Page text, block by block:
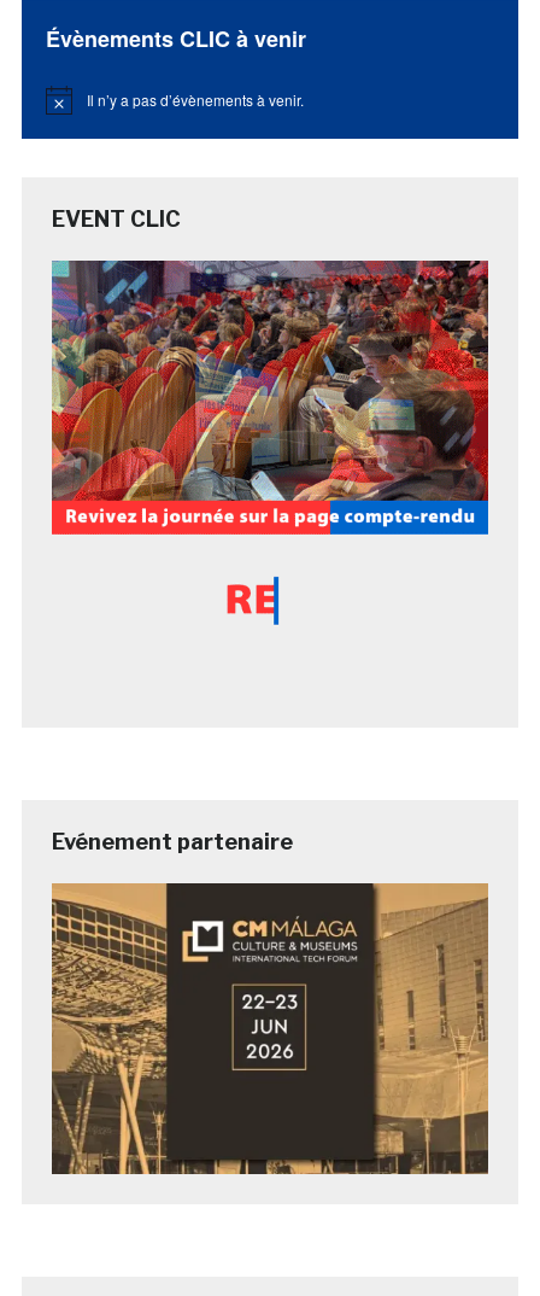
Évènements CLIC à venir
Notice Il n’y a pas d’évènements à venir.
EVENT CLIC
Evénement partenaire